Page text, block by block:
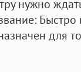
нужно
Быстро
для